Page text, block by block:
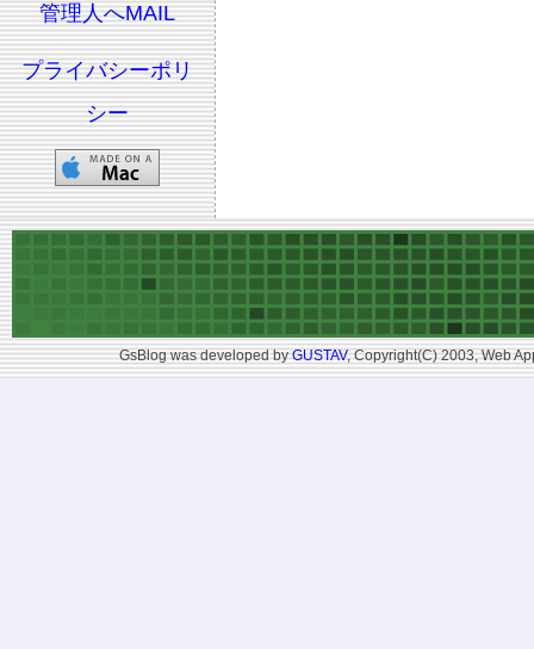
管理人へMAIL
プライバシーポリ
シー
GsBlog was developed byGUSTAV, Copyright(C) 2003, Web